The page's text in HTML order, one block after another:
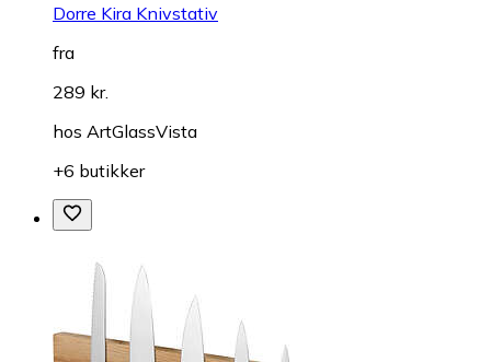
Dorre Kira Knivstativ
fra
289 kr.
hos ArtGlassVista
+6 butikker